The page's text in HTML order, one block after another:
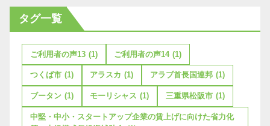
タグ一覧
ご利用者の声13 (1) ご利用者の声14 (1)
つくば市 (1) アラスカ (1) アラブ首長国連邦 (1)
ブータン (1) モーリシャス (1) 三重県松阪市 (1)
中堅・中小・スタートアップ企業の賃上げに向けた省力化